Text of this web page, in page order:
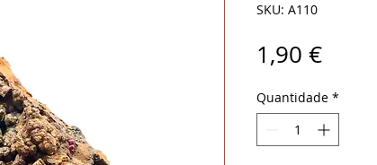
SKU: A110
1,90 €Preço
Quantidade *